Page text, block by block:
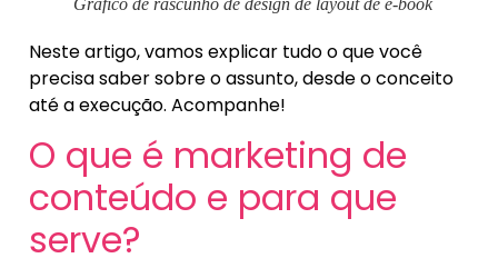
Neste artigo, vamos explicar tudo o que você
precisa saber sobre o assunto, desde o conceito
até a execução. Acompanhe!
O que é marketing de
conteúdo e para que
serve?